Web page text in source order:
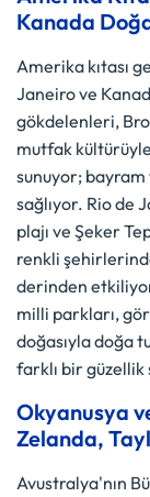
Kanada
Amerika kıtası
Janeiro ve
gökdelenleri,
mutfak
sunuyor;
sağlıyor. Rio de
plajı ve Şeker
renkli
derinden
milli parkları,
doğasıyla doğa
farklı bir güzellik
Okyanusya
Zelanda,
Avustralya'nın